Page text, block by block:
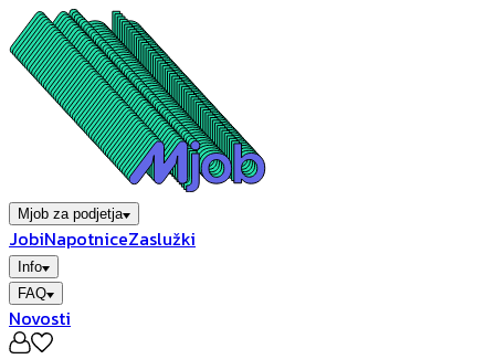
Mjob za podjetja
JobiNapotniceZaslužki
Info
FAQ
Novosti